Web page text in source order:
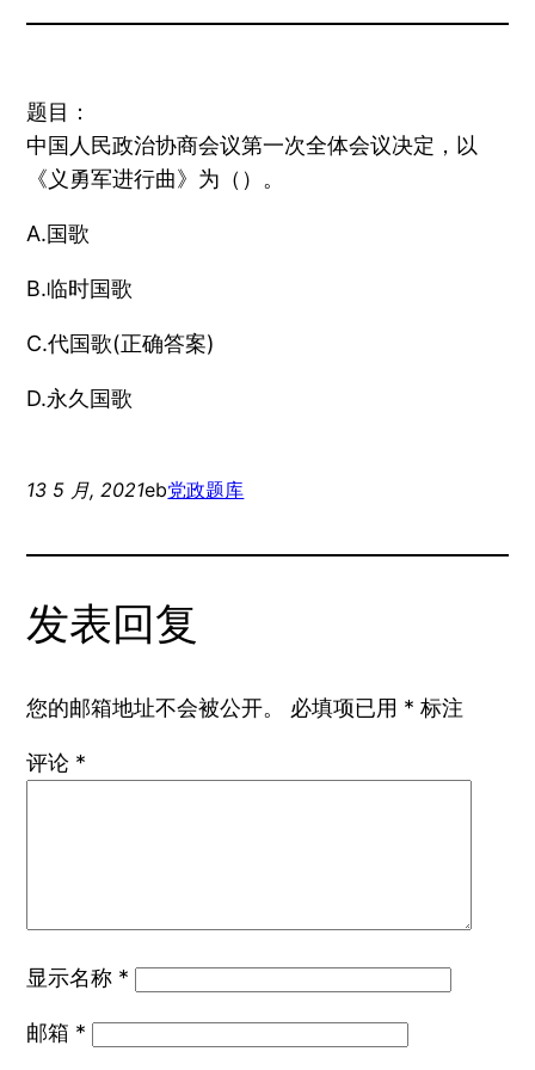
题目：
中国人民政治协商会议第一次全体会议决定，以
《义勇军进行曲》为（）。
A.国歌
B.临时国歌
C.代国歌(正确答案)
D.永久国歌
13 5 月, 2021eb党政题库
发表回复
您的邮箱地址不会被公开。 必填项已用 * 标注
评论 *
显示名称 *
邮箱 *